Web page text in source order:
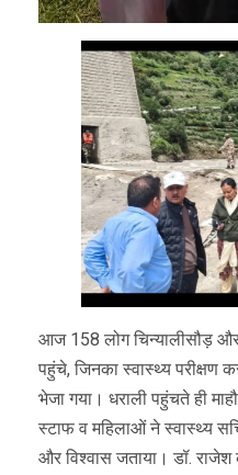
आज 158 लोग चिन्यालीसौड़
पहुंचे, जिनका स्वास्थ्य परीक्षण
भेजा गया। धराली पहुंचते ही
स्टाफ व महिलाओं ने स्वास्थ्य
और विश्वास जताया। डॉ.